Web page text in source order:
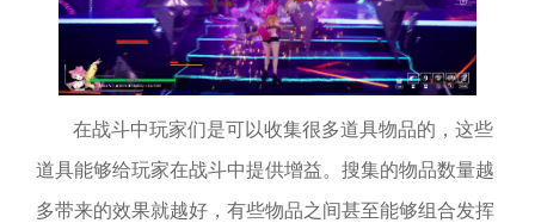
在战斗中玩家们是可以收集很多道具物品的，这些
道具能够给玩家在战斗中提供增益。搜集的物品数量越
多带来的效果就越好，有些物品之间甚至能够组合发挥